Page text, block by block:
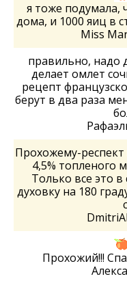
я тоже подумала,
дома, и 1000 яиц в
Miss
правильно, надо
делает омлет
рецепт
берут в два раза
Прохожему-респект
4,5% топленого
Только все это
духовку на 180
Прохожий!!!
Алекса